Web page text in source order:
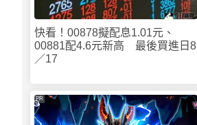
快看！00878擬配息1.01元、
00881配4.6元新高 最後買進日8
／17
PR